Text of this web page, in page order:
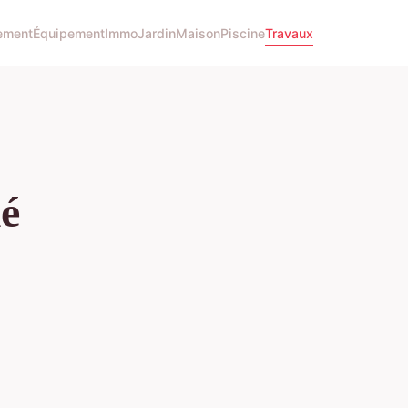
ÉquipementImmoJardinMaisonPiscineTravaux